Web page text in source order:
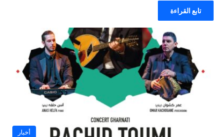
تابع القراءة
أخبار